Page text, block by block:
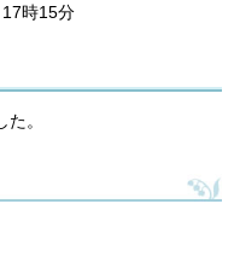
時15分
。